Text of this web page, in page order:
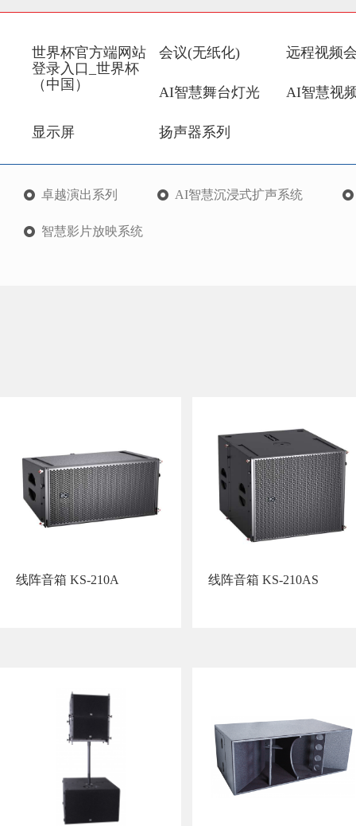
世界杯官方端网站
登录入口_世界杯
（中国）
会议(无纸化) 远程视频
AI智慧舞台灯光 AI智慧视
显示屏 扬声器系列
卓越演出系列 AI智慧沉浸式扩声系统
智慧影片放映系统
线阵音箱 KS-210A 线阵音箱 KS-210AS